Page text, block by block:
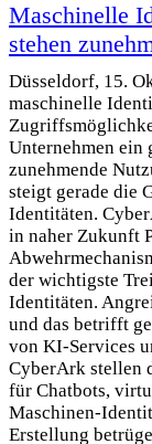
Maschinelle
stehen
Düsseldorf, 15.
maschinelle
Unternehmen ein
zunehmende
steigt gerade die
Identitäten.
in naher Zukunft
der wichtigste
Identitäten.
und das betrifft
von KI-Services
CyberArk stellen
für Chatbots,
Maschinen-
Erstellung